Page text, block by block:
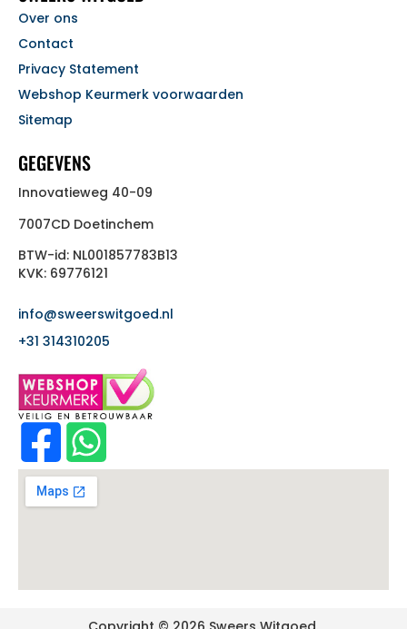
Over ons
Contact
Privacy Statement
Webshop Keurmerk voorwaarden
Sitemap
GEGEVENS
Innovatieweg 40-09
7007CD Doetinchem
BTW-id: NL001857783B13
KVK: 69776121
info@sweerswitgoed.nl
+31 314310205